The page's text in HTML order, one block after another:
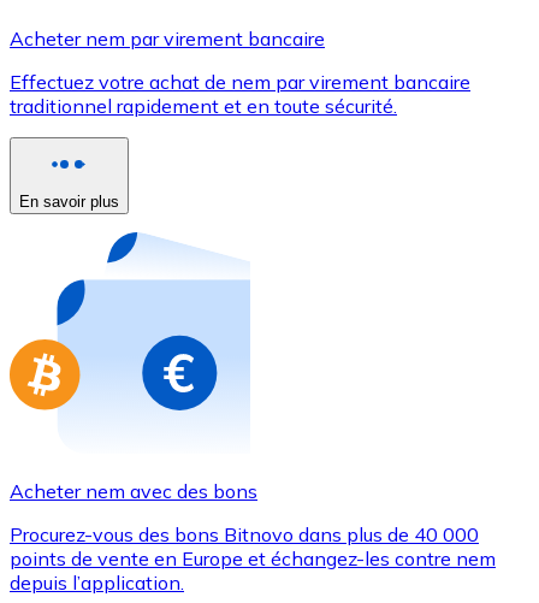
Utilisez les cartes Visa et Mastercard pour acheter
Acheter avec carte
Nouveau
Achetez des cartes-cadeaux de vos marques
Aller à la boutique de cartes-cadeaux
Acheter nem par virement bancaire
Effectuez votre achat de nem par virement bancaire
traditionnel rapidement et en toute sécurité.
En savoir plus
Acheter nem avec des bons
Procurez-vous des bons Bitnovo dans plus de 40 000
points de vente en Europe et échangez-les contre nem
depuis l’application.